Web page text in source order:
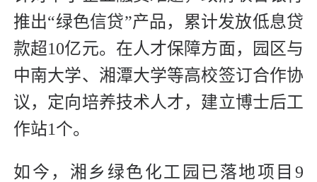
推出“绿色信贷”产品，累计发放低息贷
款超10亿元。在人才保障方面，园区与
中南大学、湘潭大学等高校签订合作协
议，定向培养技术人才，建立博士后工
作站1个。
如今，湘乡绿色化工园已落地项目9